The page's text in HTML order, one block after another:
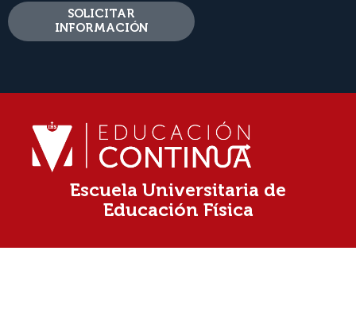
SOLICITAR
INFORMACIÓN
Escuela Universitaria de
Educación Física